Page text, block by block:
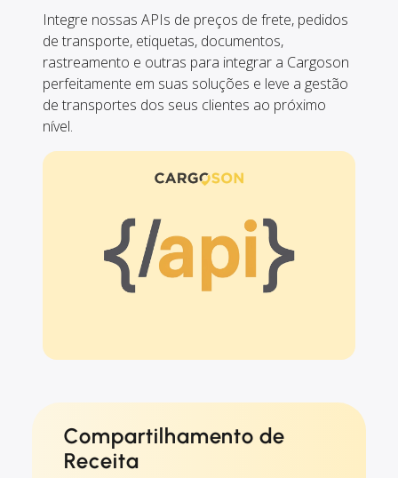
Integre nossas APIs de preços de frete, pedidos
de transporte, etiquetas, documentos,
rastreamento e outras para integrar a Cargoson
perfeitamente em suas soluções e leve a gestão
de transportes dos seus clientes ao próximo
nível.
Compartilhamento de
Receita